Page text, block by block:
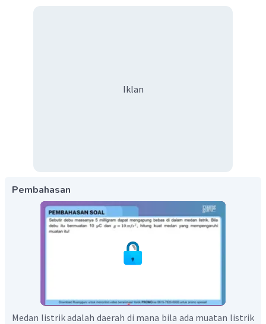
Iklan
Pembahasan
Medan listrik adalah daerah di mana bila ada muatan listrik